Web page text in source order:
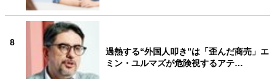
8
過熱する“外国人叩き”は「歪んだ商売」エ
ミン・ユルマズが危険視するアテ…